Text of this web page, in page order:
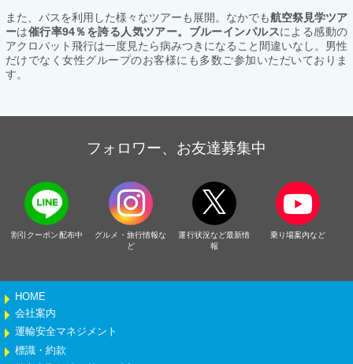
また、バスを利用した様々なツアーも展開。なかでも航空祭見学ツア
ーは催行率94％を誇る人気ツアー。ブルーインパルスによる感動の
アクロバット飛行は一度見たら病みつきになること間違いなし。男性
だけでなく女性グループのお客様にも多数ご参加いただいておりま
す。
フォロワー、お友達募集中
割引クーポン配布中
グルメ・旅行情報な
ど
運行状況など最新情
報
乗り場案内など
HOME
会社案内
運輸安全マネジメント
標識・約款